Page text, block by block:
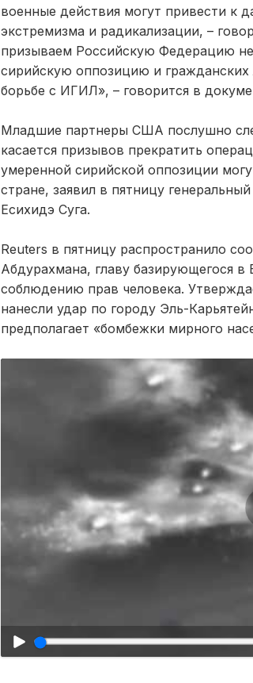
военные действия могут привести к
экстремизма и радикализации, –
призываем Российскую Федерацию
сирийскую оппозицию и гражданских
борьбе с ИГИЛ», – говорится в
Младшие партнеры США послушно
касается призывов прекратить
умеренной сирийской оппозиции
стране, заявил в пятницу
Есихидэ Суга.
Reuters в пятницу распространило
Абдурахмана, главу базирующегося
соблюдению прав человека.
нанесли удар по городу Эль-
предполагает «бомбежки мирного